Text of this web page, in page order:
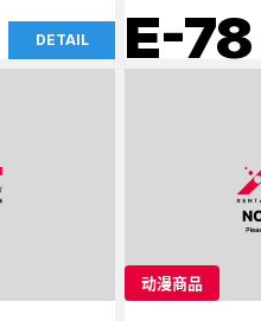
DETAIL E-78
动漫商品